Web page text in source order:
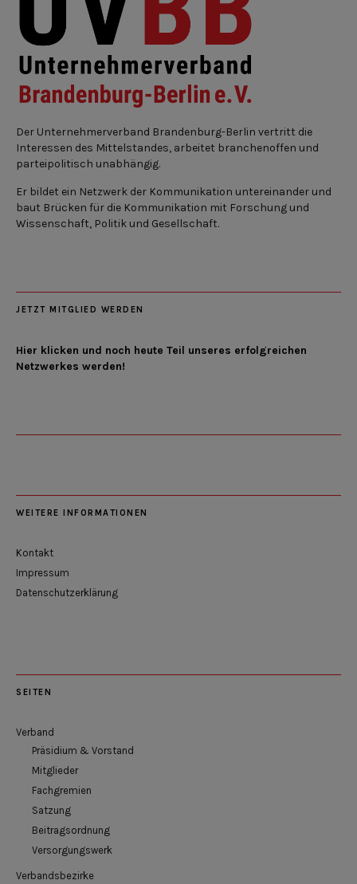
Der Unternehmerverband Brandenburg-Berlin vertritt die
Interessen des Mittelstandes, arbeitet branchenoffen und
parteipolitisch unabhängig.
Er bildet ein Netzwerk der Kommunikation untereinander und
baut Brücken für die Kommunikation mit Forschung und
Wissenschaft, Politik und Gesellschaft.
JETZT MITGLIED WERDEN
Hier klicken und noch heute Teil unseres erfolgreichen
Netzwerkes werden!
WEITERE INFORMATIONEN
Kontakt
Impressum
Datenschutzerklärung
SEITEN
Verband
Präsidium & Vorstand
Mitglieder
Fachgremien
Satzung
Beitragsordnung
Versorgungswerk
Verbandsbezirke